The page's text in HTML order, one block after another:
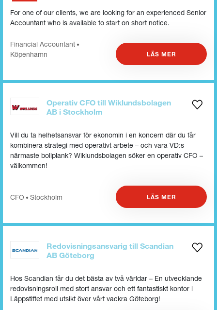
For one of our clients, we are looking for an experienced Senior
Accountant who is available to start on short notice.
Financial Accountant •
Köpenhamn LÄS MER
Operativ CFO till Wiklundsbolagen
AB i Stockholm
Vill du ta helhetsansvar för ekonomin i en koncern där du får
kombinera strategi med operativt arbete – och vara VD:s
närmaste bollplank? Wiklundsbolagen söker en operativ CFO –
välkommen!
CFO • Stockholm LÄS MER
Redovisningsansvarig till Scandian
AB Göteborg
Hos Scandian får du det bästa av två världar – En utvecklande
redovisningsroll med stort ansvar och ett fantastiskt kontor i
Läppstiftet med utsikt över vårt vackra Göteborg!